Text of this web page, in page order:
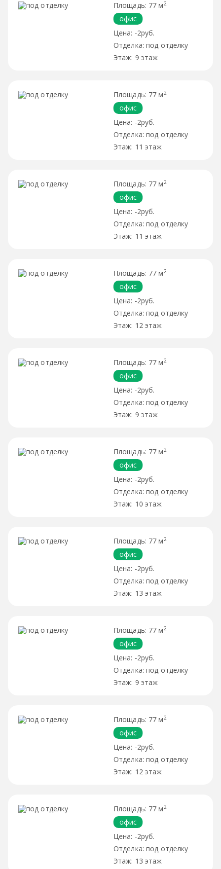
77 м 2
офис
-2руб.
под отделку
9 этаж
77 м 2
офис
-2руб.
под отделку
11 этаж
77 м 2
офис
-2руб.
под отделку
11 этаж
77 м 2
офис
-2руб.
под отделку
12 этаж
77 м 2
офис
-2руб.
под отделку
9 этаж
77 м 2
офис
-2руб.
под отделку
10 этаж
77 м 2
офис
-2руб.
под отделку
13 этаж
77 м 2
офис
-2руб.
под отделку
9 этаж
77 м 2
офис
-2руб.
под отделку
12 этаж
77 м 2
офис
-2руб.
под отделку
13 этаж